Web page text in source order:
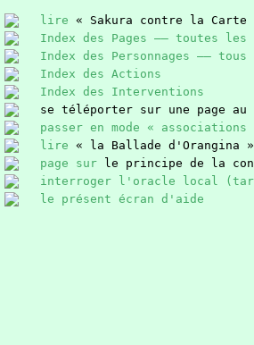
lire « Sakura contre la Carte
Index des Pages —— toutes
Index des Personnages ——
Index des Actions
Index des Interventions
se téléporter sur une page au
passer en mode « associations
lire « la Ballade d'Orangina »
page sur
le principe de la
interroger l'oracle local
le présent écran d'aide